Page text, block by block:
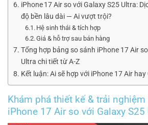
iPhone 17 Air so với Galaxy S25 Ultra:
độ bền lâu dài — Ai vượt trội?
Hệ sinh thái & tích hợp
Giá & hỗ trợ sau bán hàng
Tổng hợp bảng so sánh iPhone 17 Air
Ultra chi tiết từ A-Z
Kết luận: Ai sẽ hợp với iPhone 17 Air
Khám phá thiết kế & trải
iPhone 17 Air so với Galaxy S25